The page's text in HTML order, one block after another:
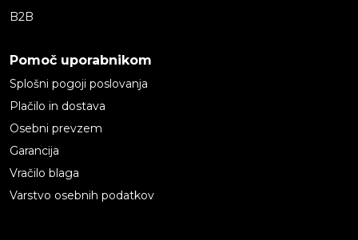
B2B
Pomoč uporabnikom
Splošni pogoji poslovanja
Plačilo in dostava
Osebni prevzem
Garancija
Vračilo blaga
Varstvo osebnih podatkov